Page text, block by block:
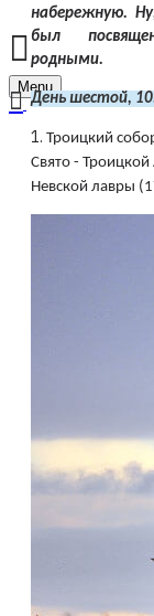
Menu
набережную.
был
родными.
День шестой,
1. Троицкий
Свято -
Невской лавры